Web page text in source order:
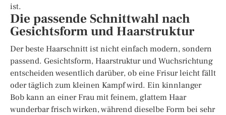
ist.
Die passende Schnittwahl nach
Gesichtsform und Haarstruktur
Der beste Haarschnitt ist nicht einfach modern, sondern
passend. Gesichtsform, Haarstruktur und Wuchsrichtung
entscheiden wesentlich darüber, ob eine Frisur leicht fällt
oder täglich zum kleinen Kampf wird. Ein kinnlanger
Bob kann an einer Frau mit feinem, glattem Haar
wunderbar frisch wirken, während dieselbe Form bei sehr